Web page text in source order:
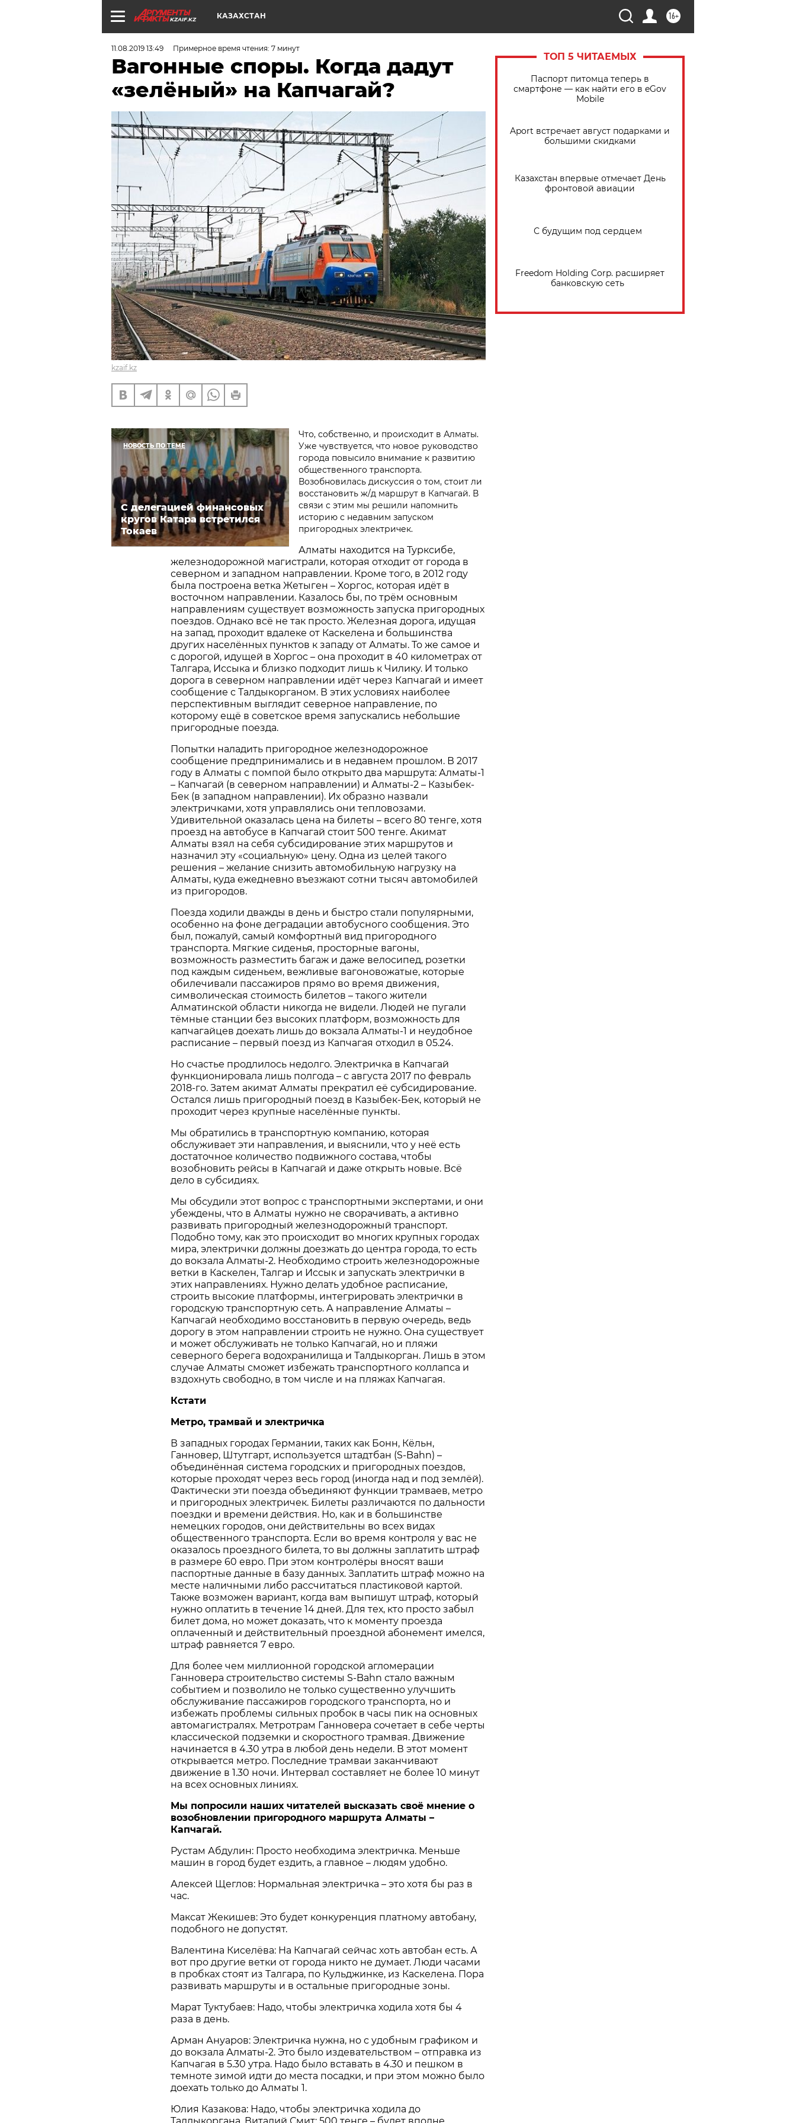
KZAIF.KZ 16+
КАЗАХСТАН
11.08.2019 13:49 Примерное время чтения: 7 минут
Вагонные споры. Когда дадут
«зелёный» на Капчагай?
kzaif.kz
НОВОСТЬ ПО ТЕМЕ
C делегацией финансовых
кругов Катара встретился
Токаев
Что, собственно, и происходит в Алматы.
Уже чувствуется, что новое руководство
города повысило внимание к развитию
общественного транспорта.
Возобновилась дискуссия о том, стоит ли
восстановить ж/д маршрут в Капчагай. В
связи с этим мы решили напомнить
историю с недавним запуском
пригородных электричек.
Алматы находится на Турксибе,
железнодорожной магистрали, которая отходит от города в
северном и западном направлении. Кроме того, в 2012 году
была построена ветка Жетыген – Хоргос, которая идёт в
восточном направлении. Казалось бы, по трём основным
направлениям существует возможность запуска пригородных
поездов. Однако всё не так просто. Железная дорога, идущая
на запад, проходит вдалеке от Каскелена и большинства
других населённых пунктов к западу от Алматы. То же самое и
с дорогой, идущей в Хоргос – она проходит в 40 километрах от
Талгара, Иссыка и близко подходит лишь к Чилику. И только
дорога в северном направлении идёт через Капчагай и имеет
сообщение с Талдыкорганом. В этих условиях наиболее
перспективным выглядит северное направление, по
которому ещё в советское время запускались небольшие
пригородные поезда.
Попытки наладить пригородное железнодорожное
сообщение предпринимались и в недавнем прошлом. В 2017
году в Алматы с помпой было открыто два маршрута: Алматы-1
– Капчагай (в северном направлении) и Алматы-2 – Казыбек-
Бек (в западном направлении). Их образно назвали
электричками, хотя управлялись они тепловозами.
Удивительной оказалась цена на билеты – всего 80 тенге, хотя
проезд на автобусе в Капчагай стоит 500 тенге. Акимат
Алматы взял на себя субсидирование этих маршрутов и
назначил эту «социальную» цену. Одна из целей такого
решения – желание снизить автомобильную нагрузку на
Алматы, куда ежедневно въезжают сотни тысяч автомобилей
из пригородов.
Поезда ходили дважды в день и быстро стали популярными,
особенно на фоне деградации автобусного сообщения. Это
был, пожалуй, самый комфортный вид пригородного
транспорта. Мягкие сиденья, просторные вагоны,
возможность разместить багаж и даже велосипед, розетки
под каждым сиденьем, вежливые вагоновожатые, которые
обилечивали пассажиров прямо во время движения,
символическая стоимость билетов – такого жители
Алматинской области никогда не видели. Людей не пугали
тёмные станции без высоких платформ, возможность для
капчагайцев доехать лишь до вокзала Алматы-1 и неудобное
расписание – первый поезд из Капчагая отходил в 05.24.
Но счастье продлилось недолго. Электричка в Капчагай
функционировала лишь полгода – с августа 2017 по февраль
2018-го. Затем акимат Алматы прекратил её субсидирование.
Остался лишь пригородный поезд в Казыбек-Бек, который не
проходит через крупные населённые пункты.
Мы обратились в транспортную компанию, которая
обслуживает эти направления, и выяснили, что у неё есть
достаточное количество подвижного состава, чтобы
возобновить рейсы в Капчагай и даже открыть новые. Всё
дело в субсидиях.
Мы обсудили этот вопрос с транспортными экспертами, и они
убеждены, что в Алматы нужно не сворачивать, а активно
развивать пригородный железнодорожный транспорт.
Подобно тому, как это происходит во многих крупных городах
мира, электрички должны доезжать до центра города, то есть
до вокзала Алматы-2. Необходимо строить железнодорожные
ветки в Каскелен, Талгар и Иссык и запускать электрички в
этих направлениях. Нужно делать удобное расписание,
строить высокие платформы, интегрировать электрички в
городскую транспортную сеть. А направление Алматы –
Капчагай необходимо восстановить в первую очередь, ведь
дорогу в этом направлении строить не нужно. Она существует
и может обслуживать не только Капчагай, но и пляжи
северного берега водохранилища и Талдыкорган. Лишь в этом
случае Алматы сможет избежать транспортного коллапса и
вздохнуть свободно, в том числе и на пляжах Капчагая.
Кстати
Метро, трамвай и электричка
В западных городах Германии, таких как Бонн, Кёльн,
Ганновер, Штутгарт, используется штадтбан (S-Bahn) –
объединённая система городских и пригородных поездов,
которые проходят через весь город (иногда над и под землёй).
Фактически эти поезда объединяют функции трамваев, метро
и пригородных электричек. Билеты различаются по дальности
поездки и времени действия. Но, как и в большинстве
немецких городов, они действительны во всех видах
общественного транспорта. Если во время контроля у вас не
оказалось проездного билета, то вы должны заплатить штраф
в размере 60 евро. При этом контролёры вносят ваши
паспортные данные в базу данных. Заплатить штраф можно на
месте наличными либо рассчитаться пластиковой картой.
Также возможен вариант, когда вам выпишут штраф, который
нужно оплатить в течение 14 дней. Для тех, кто просто забыл
билет дома, но может доказать, что к моменту проезда
оплаченный и действительный проездной абонемент имелся,
штраф равняется 7 евро.
Для более чем миллионной городской агломерации
Ганновера строительство системы S-Bahn стало важным
событием и позволило не только существенно улучшить
обслуживание пассажиров городского транспорта, но и
избежать проблемы сильных пробок в часы пик на основных
автомагистралях. Метротрам Ганновера сочетает в себе черты
классической подземки и скоростного трамвая. Движение
начинается в 4.30 утра в любой день недели. В этот момент
открывается метро. Последние трамваи заканчивают
движение в 1.30 ночи. Интервал составляет не более 10 минут
на всех основных линиях.
Мы попросили наших читателей высказать своё мнение о
возобновлении пригородного маршрута Алматы –
Капчагай.
Рустам Абдулин: Просто необходима электричка. Меньше
машин в город будет ездить, а главное – людям удобно.
Алексей Щеглов: Нормальная электричка – это хотя бы раз в
час.
Максат Жекишев: Это будет конкуренция платному автобану,
подобного не допустят.
Валентина Киселёва: На Капчагай сейчас хоть автобан есть. А
вот про другие ветки от города никто не думает. Люди часами
в пробках стоят из Талгара, по Кульджинке, из Каскелена. Пора
развивать маршруты и в остальные пригородные зоны.
Марат Туктубаев: Надо, чтобы электричка ходила хотя бы 4
раза в день.
Арман Ануаров: Электричка нужна, но с удобным графиком и
до вокзала Алматы-2. Это было издевательством – отправка из
Капчагая в 5.30 утра. Надо было вставать в 4.30 и пешком в
темноте зимой идти до места посадки, и при этом можно было
доехать только до Алматы 1.
Юлия Казакова: Надо, чтобы электричка ходила до
Талдыкоргана. Виталий Смит: 500 тенге – будет вполне
ТОП 5 ЧИТАЕМЫХ
Паспорт питомца теперь в
смартфоне — как найти его в eGov
Mobile
Aport встречает август подарками и
большими скидками
Казахстан впервые отмечает День
фронтовой авиации
С будущим под сердцем
Freedom Holding Corp. расширяет
банковскую сеть